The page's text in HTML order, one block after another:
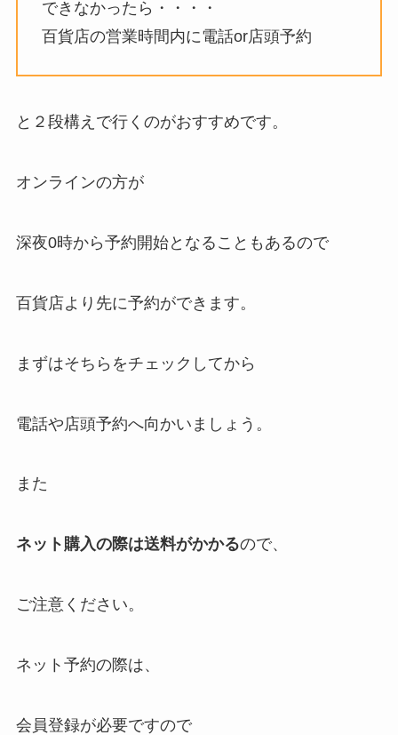
できなかったら・・・・
百貨店の営業時間内に電話or店頭予約
と２段構えで行くのがおすすめです。
オンラインの方が
深夜0時から予約開始となることもあるので
百貨店より先に予約ができます。
まずはそちらをチェックしてから
電話や店頭予約へ向かいましょう。
また
ネット購入の際は送料がかかるので、
ご注意ください。
ネット予約の際は、
会員登録が必要ですので